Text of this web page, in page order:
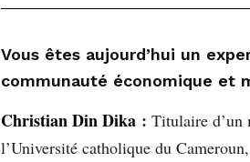
Vous êtes aujourd’hui un
communauté économique et
Christian Din Dika : Titulaire d’un
l’Université catholique du